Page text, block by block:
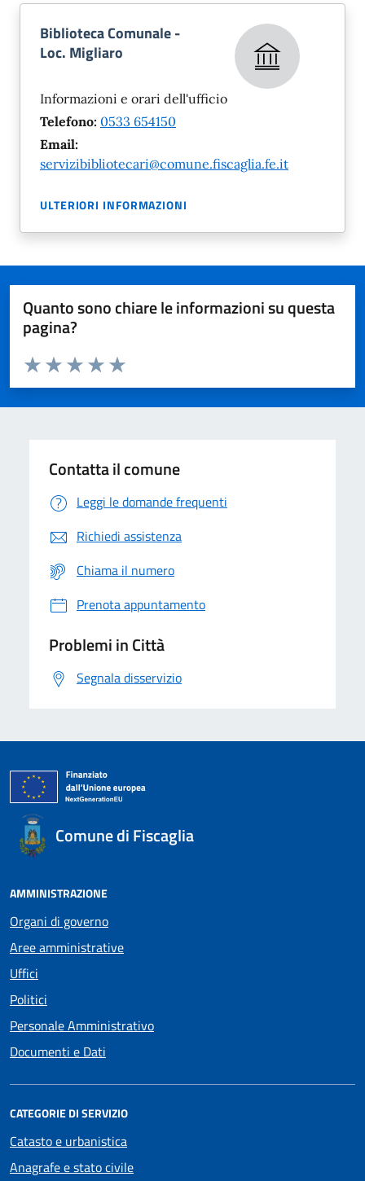
Biblioteca Comunale -
Loc. Migliaro
Informazioni e orari dell'ufficio
Telefono: 0533 654150
Email:
servizibibliotecari@comune.fiscaglia.fe.it
ULTERIORI INFORMAZIONI
Quanto sono chiare le informazioni su questa
pagina?
Domanda
Valuta da 1 a 5 stelle la pagina
Valuta 5 stelle su 5
Valuta 4 stelle su 5
Valuta 3 stelle su 5
Valuta 2 stelle su 5
Valuta 1 stelle su 5
Contatta il comune
Leggi le domande frequenti
Richiedi assistenza
Chiama il numero
Prenota appuntamento
Problemi in Città
Segnala disservizio
Comune di Fiscaglia
AMMINISTRAZIONE
Organi di governo
Aree amministrative
Uffici
Politici
Personale Amministrativo
Documenti e Dati
CATEGORIE DI SERVIZIO
Catasto e urbanistica
Anagrafe e stato civile